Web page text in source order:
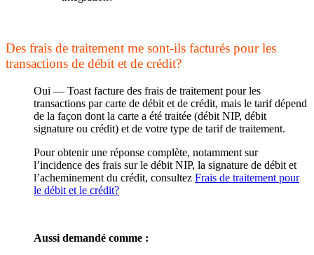
Des frais de traitement me sont-ils facturés pour les
transactions de débit et de crédit?
Oui — Toast facture des frais de traitement pour les
transactions par carte de débit et de crédit, mais le tarif dépend
de la façon dont la carte a été traitée (débit NIP, débit
signature ou crédit) et de votre type de tarif de traitement.
Pour obtenir une réponse complète, notamment sur
l’incidence des frais sur le débit NIP, la signature de débit et
l’acheminement du crédit, consultez Frais de traitement pour
le débit et le crédit?
Aussi demandé comme :